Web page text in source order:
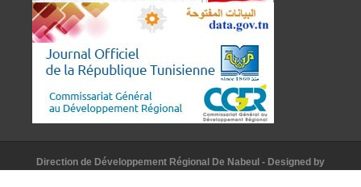
Direction de Développement Régional De Nabeul - Designed by